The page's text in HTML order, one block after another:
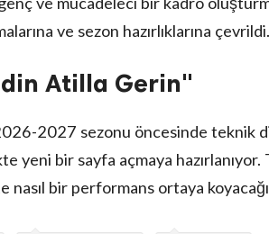
ve sezon hazırlıklarına çevrildi.
Atilla Gerin"
2027 sezonu öncesinde teknik
yeni bir sayfa açmaya
nasıl bir performans ortaya